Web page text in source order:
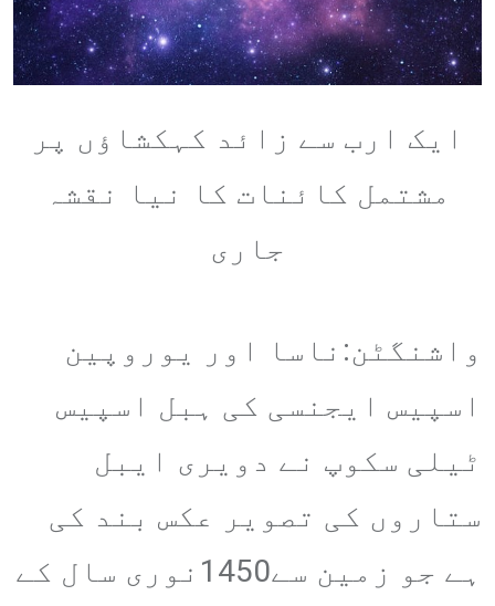
ایک ارب سے زائد کہکشاؤں پر
مشتمل کائنات کا نیا نقشہ
جاری
واشنگٹن:ناسا اور یوروپین
اسپیس ایجنسی کی ہبل اسپیس
ٹیلی سکوپ نے دویری ایبل
ستاروں کی تصویر عکس بند کی
ہے جو زمین سے1450نوری سال کے